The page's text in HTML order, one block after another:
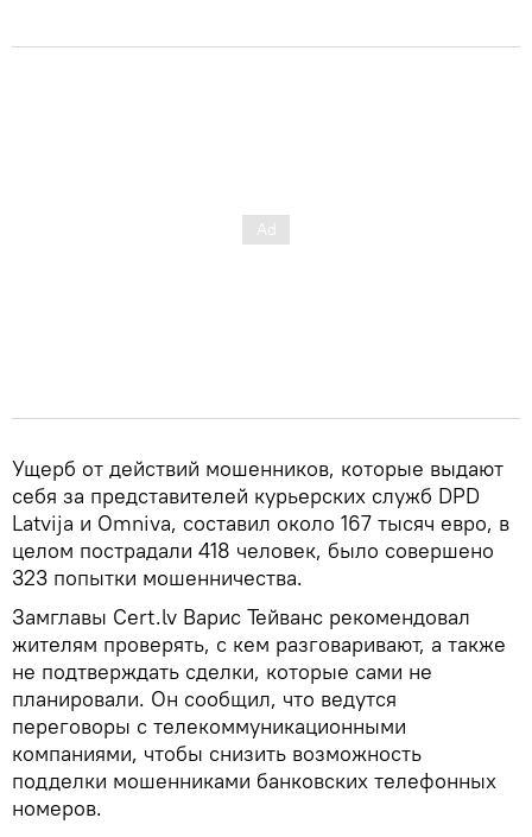
Ущерб от действий мошенников, которые выдают
себя за представителей курьерских служб DPD
Latvija и Omniva, составил около 167 тысяч евро, в
целом пострадали 418 человек, было совершено
323 попытки мошенничества.
Замглавы Cert.lv Варис Тейванс рекомендовал
жителям проверять, с кем разговаривают, а также
не подтверждать сделки, которые сами не
планировали. Он сообщил, что ведутся
переговоры с телекоммуникационными
компаниями, чтобы снизить возможность
подделки мошенниками банковских телефонных
номеров.